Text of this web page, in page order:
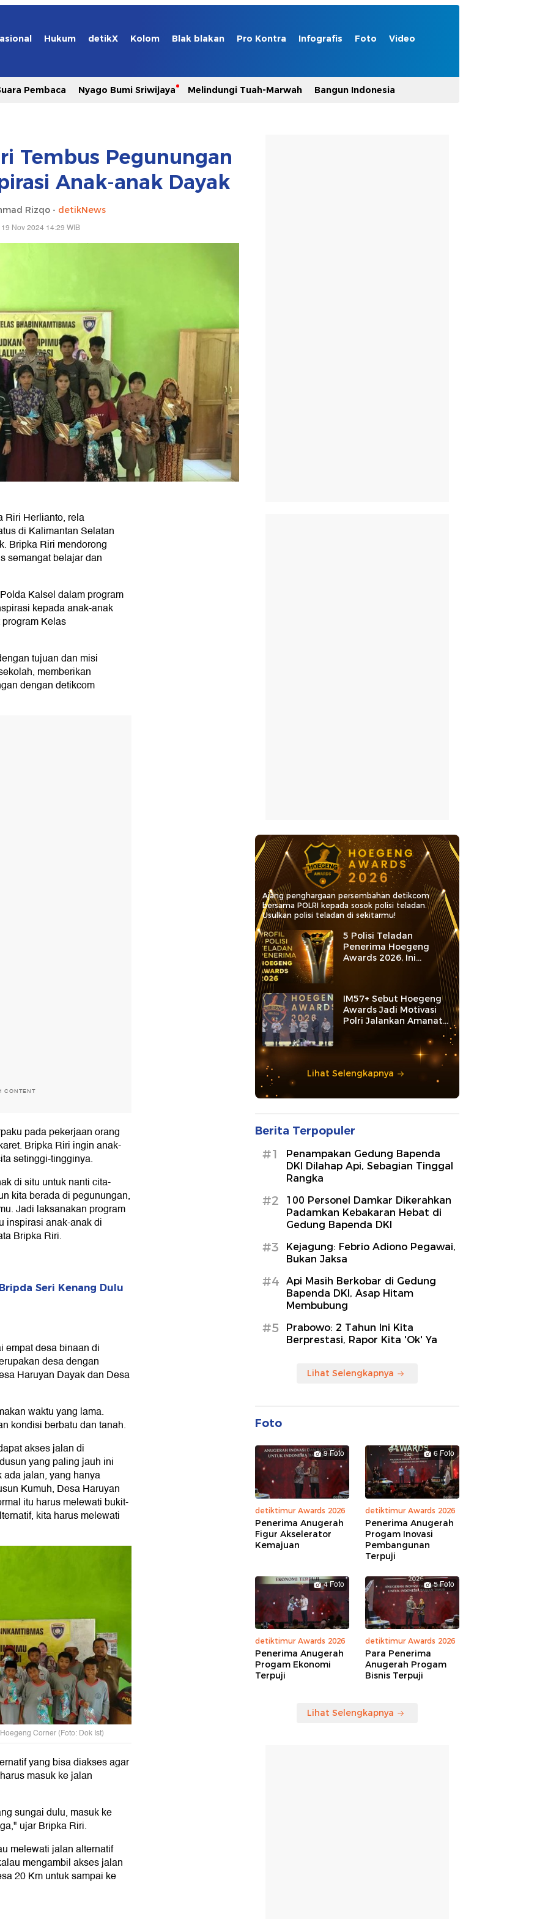
Hukum detikX Kolom Blak blakan Pro Kontra Infografis Foto Video
Pembaca Nyago Bumi Sriwijaya Melindungi Tuah-Marwah Bangun Indonesia
Tembus Pegunungan
Anak-anak Dayak
Rizqo - detikNews
Nov 2024 14:29 WIB
Riri Herlianto, rela
di Kalimantan Selatan
Bripka Riri mendorong
semangat belajar dan
Kalsel dalam program
kepada anak-anak
Kelas
tujuan dan misi
memberikan
dengan detikcom
CONTENT
pada pekerjaan orang
Bripka Riri ingin anak-
setinggi-tingginya.
di situ untuk nanti cita-
kita berada di pegunungan,
Jadi laksanakan program
inspirasi anak-anak di
Bripka Riri.
Seri Kenang Dulu
empat desa binaan di
desa dengan
Haruyan Dayak dan Desa
waktu yang lama.
kondisi berbatu dan tanah.
akses jalan di
yang paling jauh ini
jalan, yang hanya
Kumuh, Desa Haruyan
itu harus melewati bukit-
kita harus melewati
Corner (Foto: Dok Ist)
yang bisa diakses agar
masuk ke jalan
sungai dulu, masuk ke
ujar Bripka Riri.
melewati jalan alternatif
mengambil akses jalan
20 Km untuk sampai ke
Ajang penghargaan persembahan detikcom
bersama POLRI kepada sosok polisi teladan.
Usulkan polisi teladan di sekitarmu!
5 Polisi Teladan
Penerima Hoegeng
Awards 2026, Ini
Kategori dan Kiprahnya
IM57+ Sebut Hoegeng
Awards Jadi Motivasi
Polri Jalankan Amanat
Lihat Selengkapnya
Berita Terpopuler
#1
Penampakan Gedung Bapenda
DKI Dilahap Api, Sebagian Tinggal
Rangka
#2
100 Personel Damkar Dikerahkan
Padamkan Kebakaran Hebat di
Gedung Bapenda DKI
#3
Kejagung: Febrio Adiono Pegawai,
Bukan Jaksa
#4
Api Masih Berkobar di Gedung
Bapenda DKI, Asap Hitam
Membubung
#5
Prabowo: 2 Tahun Ini Kita
Berprestasi, Rapor Kita 'Ok' Ya
Lihat Selengkapnya
Foto
9 Foto
detiktimur Awards 2026
Penerima Anugerah
Figur Akselerator
Kemajuan
6 Foto
detiktimur Awards 2026
Penerima Anugerah
Progam Inovasi
Pembangunan
Terpuji
4 Foto
detiktimur Awards 2026
Penerima Anugerah
Progam Ekonomi
Terpuji
5 Foto
detiktimur Awards 2026
Para Penerima
Anugerah Progam
Bisnis Terpuji
Lihat Selengkapnya